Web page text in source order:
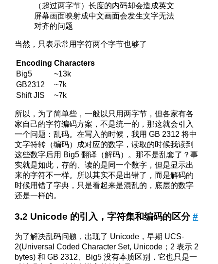
（超过两字节）长度的内码却会造成英文
屏幕画面映射成中文画面会发生文字无法
对齐的问题
当然，只表示常用字符两个字节也够了
Encoding Characters
Big5
~13k
GB2312
~7k
Shift JIS
~7k
所以，为了简单些，一般以只用两字节，但各家有各
家自己的字符编码方案，不是统一的，那这就会引入
一个问题：乱码。在写入的时候，我用 GB 2312 将中
文字符转（编码）成对应的数字，读取的时候我读到
这些数字后用 Big5 翻译（解码）。那不是乱套了？事
实就是如此，存的、读的是同一个数字，但是显示出
来的字符不一样。所以其实不是出错了，而是解码的
时候用错了字典，只是看起来是混乱的，底层的数字
还是一样的。
Unicode 的引入，字符集和编码的区分#
为了解决乱码问题，出现了 Unicode，早期 UCS-
2(Universal Coded Character Set, Unicode；2 表示 2
bytes) 和 GB 2312、Big5 没有本质区别，它也只是一